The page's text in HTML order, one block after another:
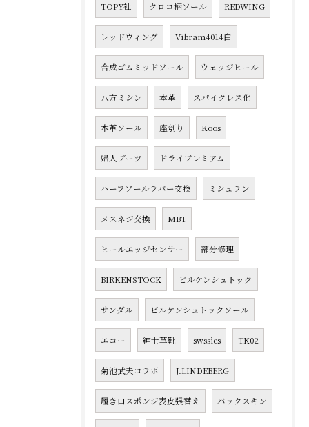
TOPY社 クロコ柄ソール REDWING
レッドウィング Vibram4014白
合成ゴムミッドソール ウェッジヒール
八方ミシン 本革 スパイクレス化
本革ソール 座刳り Koos
婦人ブーツ ドライプレミアム
ハーフソールラバー交換 ミシュラン
メスネジ交換 MBT
ヒールエッジセンサー 部分修理
BIRKENSTOCK ビルケンシュトック
サンダル ビルケンシュトックソール
エコー 紳士革靴 swssies TK02
菊池武夫コラボ J.LINDEBERG
履き口スポンジ表皮張替え バックスキン